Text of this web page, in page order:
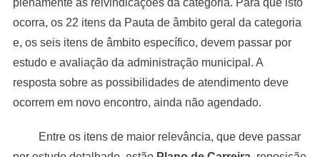
plenamente as reivindicações da categoria. Para que isto
ocorra, os 22 itens da Pauta de âmbito geral da categoria
e, os seis itens de âmbito específico, devem passar por
estudo e avaliação da administração municipal. A
resposta sobre as possibilidades de atendimento deve
ocorrem em novo encontro, ainda não agendado.
Entre os itens de maior relevância, que deve passar